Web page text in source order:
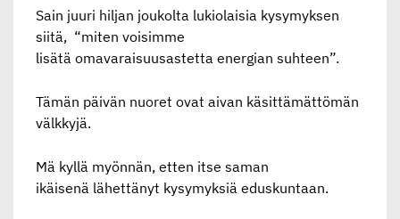
Sain juuri hiljan joukolta lukiolaisia kysymyksen
siitä, “miten voisimme
lisätä omavaraisuusastetta energian suhteen”.
Tämän päivän nuoret ovat aivan käsittämättömän
välkkyjä.
Mä kyllä myönnän, etten itse saman
ikäisenä lähettänyt kysymyksiä eduskuntaan.